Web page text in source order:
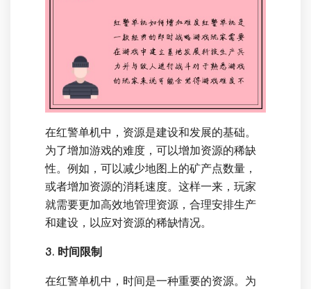
在红警单机中，资源是建设和发展的基础。
为了增加游戏的难度，可以增加资源的稀缺
性。例如，可以减少地图上的矿产点数量，
或者增加资源的消耗速度。这样一来，玩家
就需要更加高效地管理资源，合理安排生产
和建设，以应对资源的稀缺情况。
3. 时间限制
在红警单机中，时间是一种重要的资源。为